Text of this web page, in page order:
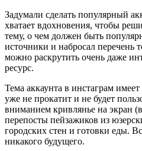
Задумали сделать популярный
хватает вдохновения, чтобы
тему, о чем должен быть
источники и набросал перечень
можно раскрутить очень даже
ресурс.
Тема аккаунта в инстаграм
уже не прокатит и не будет
вниманием кривлянье на экран
перепосты пейзажиков из
городских стен и готовки еды.
никакого будущего.